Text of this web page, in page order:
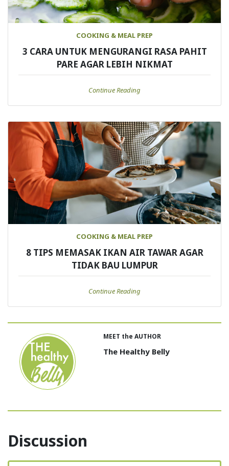
COOKING & MEAL PREP
3 CARA UNTUK MENGURANGI RASA PAHIT
PARE AGAR LEBIH NIKMAT
Continue Reading
COOKING & MEAL PREP
8 TIPS MEMASAK IKAN AIR TAWAR AGAR
TIDAK BAU LUMPUR
Continue Reading
MEET the AUTHOR
The Healthy Belly
Discussion